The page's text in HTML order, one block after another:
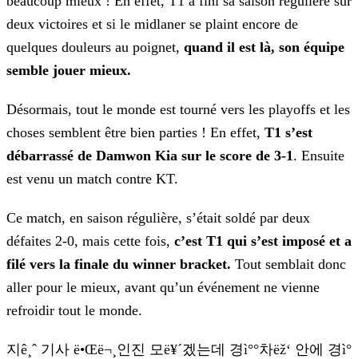
deux victoires et si le midlaner se plaint encore de
quelques douleurs au poignet, quand il est là, son équipe
semble jouer mieux.
Désormais, tout le monde est tourné vers les playoffs et les
choses semblent être bien parties ! En effet, T1 s’est
débarrassé de Damwon Kia sur le score de 3-1. Ensuite
est venu un match contre KT.
Ce match, en saison régulière, s’était soldé par deux
défaites 2-0, mais cette fois, c’est T1 qui s’est imposé et a
filé vers la finale du winner bracket. Tout semblait donc
aller pour le mieux, avant qu’un événement ne vienne
refroidir tout le monde.
지ê¸ˆ 기사 ë•Œë¬¸인진 모ë¥´겠는데 경ì°°차ëž‘ 안에 경ì°